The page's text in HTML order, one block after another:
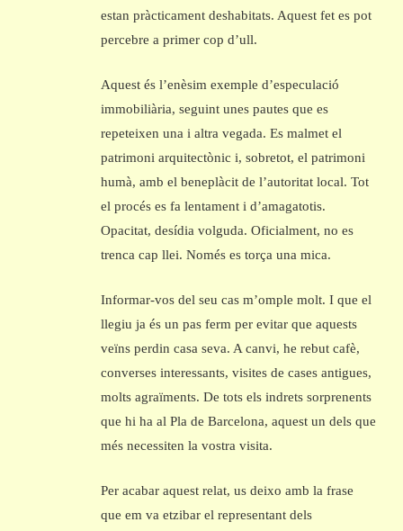
estan pràcticament deshabitats. Aquest fet es pot
percebre a primer cop d’ull.
Aquest és l’enèsim exemple d’especulació
immobiliària, seguint unes pautes que es
repeteixen una i altra vegada. Es malmet el
patrimoni arquitectònic i, sobretot, el patrimoni
humà, amb el beneplàcit de l’autoritat local. Tot
el procés es fa lentament i d’amagatotis.
Opacitat, desídia volguda. Oficialment, no es
trenca cap llei. Només es torça una mica.
Informar-vos del seu cas m’omple molt. I que el
llegiu ja és un pas ferm per evitar que aquests
veïns perdin casa seva. A canvi, he rebut cafè,
converses interessants, visites de cases antigues,
molts agraïments. De tots els indrets sorprenents
que hi ha al Pla de Barcelona, aquest un dels que
més necessiten la vostra visita.
Per acabar aquest relat, us deixo amb la frase
que em va etzibar el representant dels